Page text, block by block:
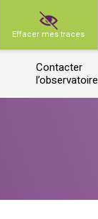
Effacer mes traces
Contacter
l’observatoire